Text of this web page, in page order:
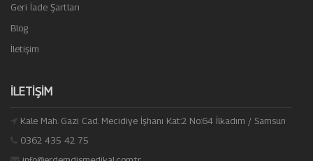
Geri İade Şartları
Blog
İletişim
İLETIŞIM
Kale Mah. Gazi Cad. Mecidiye İşhanı Kat:2 No:64 İlkadım / Samsun
0362 435 42 75